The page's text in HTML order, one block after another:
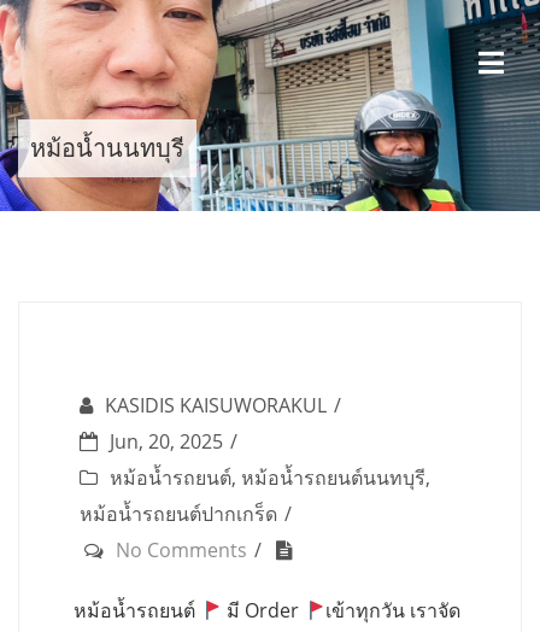
Skip
to
content
หม้อน้ำนนทบุรี
KASIDIS KAISUWORAKUL
Jun, 20, 2025
หม้อน้ำรถยนต์, หม้อน้ำรถยนต์นนทบุรี,
หม้อน้ำรถยนต์ปากเกร็ด
No Comments
หม้อน้ำรถยนต์ มี Order
เข้าทุกวัน เราจัด